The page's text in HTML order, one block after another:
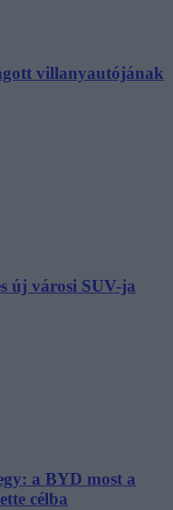
villanyautójának
új városi SUV-ja
a BYD most a
célba